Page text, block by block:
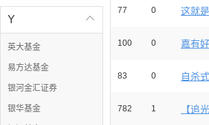

Y
英大基金
易方达基金
银河金汇证券
银华基金
77 0 这就
100 0 嘉有
83 0 自杀
782 1 【追